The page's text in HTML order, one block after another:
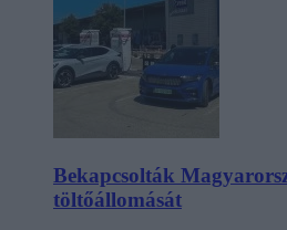
Bekapcsolták
töltőállomását